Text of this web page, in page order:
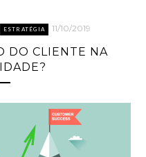
ESTRATÉGIA 11/10/2019
DO CLIENTE NA